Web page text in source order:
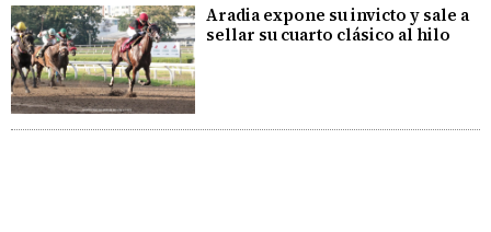
Aradia expone su invicto y sale a
sellar su cuarto clásico al hilo